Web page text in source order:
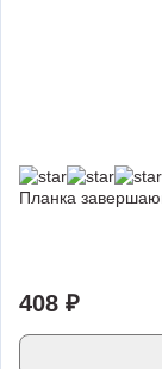
Планка
408 ₽